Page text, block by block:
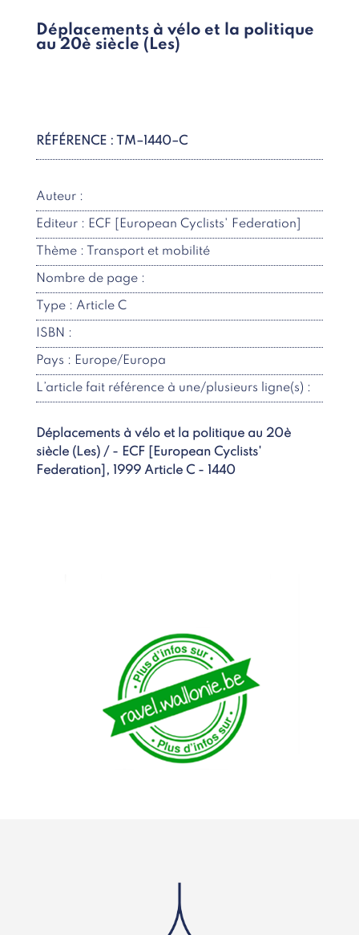
Déplacements à vélo et la politique
au 20è siècle (Les)
RÉFÉRENCE : TM–1440–C
Auteur :
Editeur : ECF [European Cyclists' Federation]
Thème : Transport et mobilité
Nombre de page :
Type : Article C
ISBN :
Pays : Europe/Europa
L’article fait référence à une/plusieurs ligne(s) :
Déplacements à vélo et la politique au 20è
siècle (Les) / - ECF [European Cyclists'
Federation], 1999 Article C - 1440